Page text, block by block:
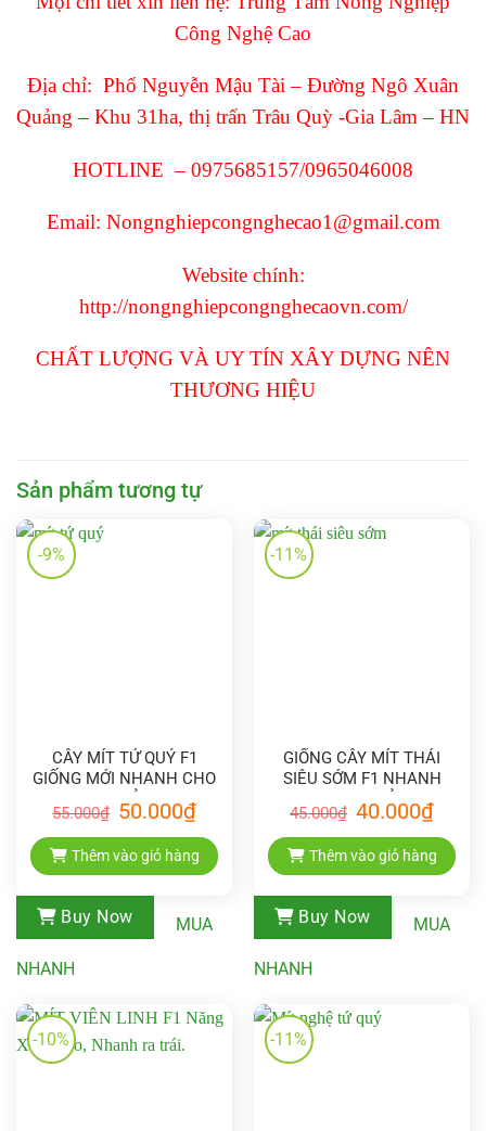
Công Nghệ Cao
Địa chỉ: Phố Nguyễn Mậu Tài – Đường Ngô Xuân
Quảng – Khu 31ha, thị trấn Trâu Quỳ -Gia Lâm – HN
HOTLINE – 0975685157/0965046008
Email: Nongnghiepcongnghecao1@gmail.com
Website chính:
http://nongnghiepcongnghecaovn.com/
CHẤT LƯỢNG VÀ UY TÍN XÂY DỰNG NÊN
THƯƠNG HIỆU
Sản phẩm tương tự
-9%
CÂY MÍT TỨ QUÝ F1
GIỐNG MỚI NHANH CHO
QUẢ
55.000₫
Giá
gốc
là:
55.000₫.
50.000₫Giá
hiện
tại
50.000₫.
Thêm vào giỏ hàng
Buy Now MUA
NHANH
-11%
GIỐNG CÂY MÍT THÁI
SIÊU SỚM F1 NHANH
CHO QUẢ
45.000₫
Giá
gốc
là:
45.000₫.
40.000₫Giá
hiện
tại
Thêm vào giỏ hàng
Buy Now MUA
NHANH
-10% -11%